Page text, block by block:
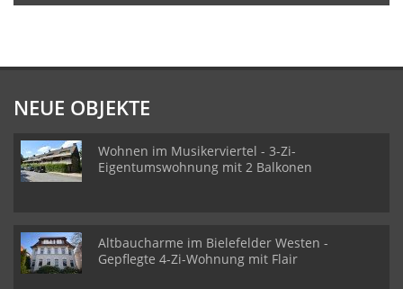
NEUE OBJEKTE
Wohnen im Musikerviertel - 3-Zi-
Eigentumswohnung mit 2 Balkonen
Altbaucharme im Bielefelder Westen -
Gepflegte 4-Zi-Wohnung mit Flair